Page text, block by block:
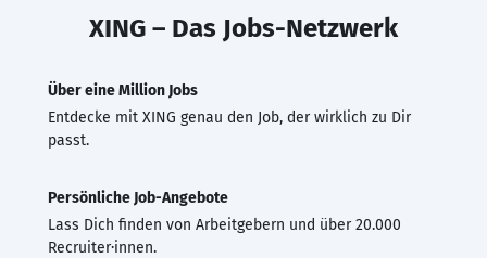
XING – Das Jobs-Netzwerk
Über eine Million Jobs
Entdecke mit XING genau den Job, der wirklich zu Dir
passt.
Persönliche Job-Angebote
Lass Dich finden von Arbeitgebern und über 20.000
Recruiter·innen.